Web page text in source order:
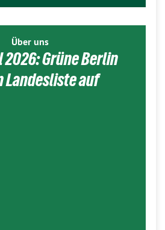
Über uns
2026: Grüne Berlin
Landesliste auf